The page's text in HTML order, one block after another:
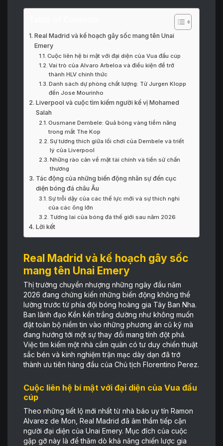
Real Madrid và kế hoạch gây sốc mang tên Unai
Emery
Cuộc liên hệ bí mật với đại diện của Vua đấu cúp
Vai trò của Alvaro Arbeloa và điều kiện để trở
thành HLV chính thức
Danh sách dự phòng chất lượng: Từ Jurgen Klopp
đến Jose Mourinho
Liverpool và cuộc tìm kiếm người kế vị Mohamed
Salah
Ousmane Dembele: Quả bóng vàng tiềm năng
trong mắt The Kop
Sự tương thích giữa lối chơi của Dembele và triết
lý của Liverpool
Những rào cản về mặt tài chính và tiền sử chấn
thương
Tác động của những biến động nhân sự đến cục
diện bóng đá châu Âu
Sự trỗi dậy của các thế lực mới và sự thích nghi
của các ông lớn
Tương lai của bóng đá thế giới sau năm 2026
Lời kết
Real Madrid và kế hoạch gây sốc
mang tên Unai Emery
Thị trường chuyển nhượng những ngày đầu năm
2026 đang chứng kiến những biến động không thể
lường trước từ phía đội bóng hoàng gia Tây Ban Nha.
Ban lãnh đạo Kền kền trắng dường như không muốn
đặt toàn bộ niềm tin vào những phương án cũ kỹ mà
đang hướng tới một sự thay đổi mang tính đột phá.
Việc tìm kiếm một nhà cầm quân có tư duy chiến thuật
sắc bén và kinh nghiệm trận mạc dày dạn đã trở
thành ưu tiên hàng đầu của Chủ tịch Florentino Perez.
Cuộc liên hệ bí mật với đại diện của Vua đấu
cúp
Theo những tiết lộ mới nhất từ nhà báo uy tín Ramon
Alvarez de Mon, Real Madrid đã âm thầm tiếp cận
người đại diện của Unai Emery. Mục đích của cuộc
gặp gỡ này là để thăm dò khả năng chiến lược gia